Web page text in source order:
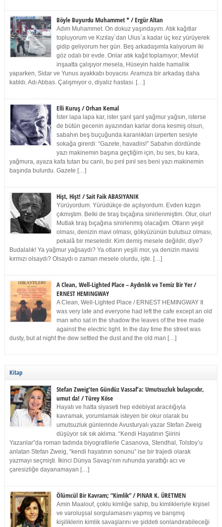
Böyle Buyurdu Muhammet * / Ergür Altan
Adım Muhammet. On dokuz yaşındayım. Atık kağıtlar
topluyorum ve Kızılay`dan Ulus`a kadar üç kez yürüyerek
gidip geliyorum her gün. Beş arkadaşımla kalıyorum iki
göz odalı bir evde. Onlar atık kağıt toplamıyor; Mevlüt
inşaatta çalışıyor mesela, Hüseyin halde hamallık
yaparken, Sidar ve Yunus ayakkabı boyacısı. Aramıza bir arkadaş daha
katıldı. Adı Abbas. Çalışmıyor o, diyaliz hastası. […]
Elli Kuruş / Orhan Kemal
İster lapa lapa kar, ister şarıl şarıl yağmur yağsın, isterse
de bütün gecenin ayazından karlar dona kesmiş olsun,
sabahın beş buçuğunda karanlıkları ürperten sesiyle
sokağa girerdi: “Gazete, havadiis!” Sabahın dördünde
yazı makinemin başına geçtiğim için, bu ses, bu kara,
yağmura, ayaza kafa tutan bu canlı, bu pırıl pırıl ses beni yazı makinemin
başında bulurdu. Gazete […]
Hişt, Hişt! / Sait Faik ABASIYANIK
Yürüyordum. Yürüdükçe de açılıyordum. Evden kızgın
çıkmıştım. Belki de tıraş bıçağına sinirlenmiştim. Olur, olur!
Mutlak tıraş bıçağına sinirlenmiş olacağım. Otların yeşil
olması, denizin mavi olması, gökyüzünün bulutsuz olması,
pekalâ bir meseledir. Kim demiş mesele değildir, diye?
Budalalık! Ya yağmur yağsaydı? Ya otların yeşili mor, ya denizin mavisi
kırmızı olsaydı? Olsaydı o zaman mesele olurdu, işte. […]
A Clean, Well-Lighted Place – Aydınlık ve Temiz Bir Yer /
ERNEST HEMINGWAY
A Clean, Well-Lighted Place / ERNEST HEMINGWAY It
was very late and everyone had left the cafe except an old
man who sat in the shadow the leaves of the tree made
against the electric light. In the day time the street was
dusty, but at night the dew settled the dust and the old man […]
Kitap
Stefan Zweig’ten Gündüz Vassaf’a: Umutsuzluk bulaşıcıdır,
umut da! / Türey Köse
Hayatı ve hatta siyaseti hep edebiyat aracılığıyla
kavramak, yorumlamak isteyen bir okur olarak bu
umutsuzluk günlerinde Avusturyalı yazar Stefan Zweig
düşüyor sık sık aklıma. “Kendi Hayatının Şiirini
Yazanlar”da roman tadında biyografilerle Casanova, Stendhal, Tolstoy’u
anlatan Stefan Zweig, “kendi hayatının sonunu” ise bir trajedi olarak
yazmayı seçmişti. İkinci Dünya Savaşı’nın ruhunda yarattığı acı ve
çaresizliğe dayanamayan […]
Ölümcül Bir Kavram; “Kimlik” / PINAR K. ÜRETMEN
Amin Maalouf, çoklu kimliğe sahip, bu kimlikleriyle kişisel
ve varoluşsal sorgulamasını yapmış ve barışmış
kişiliklerin kimlik savaşlarını ve şiddeti sonlandırabileceği